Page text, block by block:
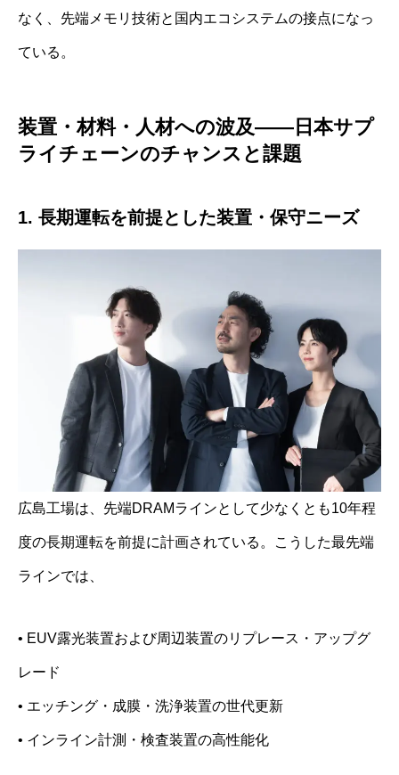
なく、先端メモリ技術と国内エコシステムの接点になっ
ている。
装置・材料・人材への波及——日本サプ
ライチェーンのチャンスと課題
1. 長期運転を前提とした装置・保守ニーズ
広島工場は、先端DRAMラインとして少なくとも10年程
度の長期運転を前提に計画されている。こうした最先端
ラインでは、
• EUV露光装置および周辺装置のリプレース・アップグ
レード
• エッチング・成膜・洗浄装置の世代更新
• インライン計測・検査装置の高性能化